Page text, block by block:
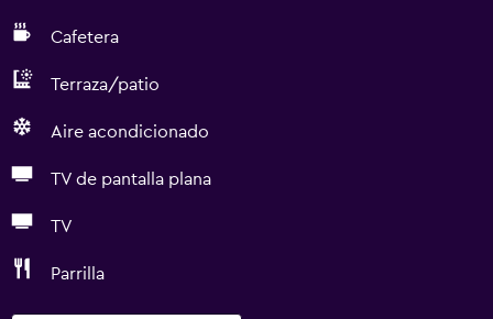
Cafetera
Terraza/patio
Aire acondicionado
TV de pantalla plana
TV
Parrilla